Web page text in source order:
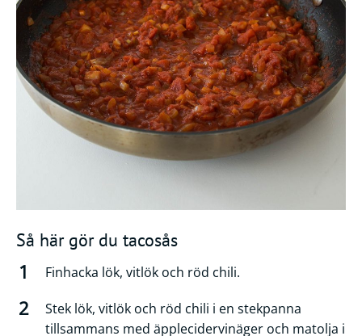
Så här gör du tacosås
Finhacka lök, vitlök och röd chili.
Stek lök, vitlök och röd chili i en stekpanna
tillsammans med äpplecidervinäger och matolja i